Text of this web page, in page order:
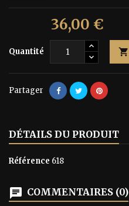
36,00 €
Quantité 
Partager
DÉTAILS DU PRODUIT
Référence 618
COMMENTAIRES (0)